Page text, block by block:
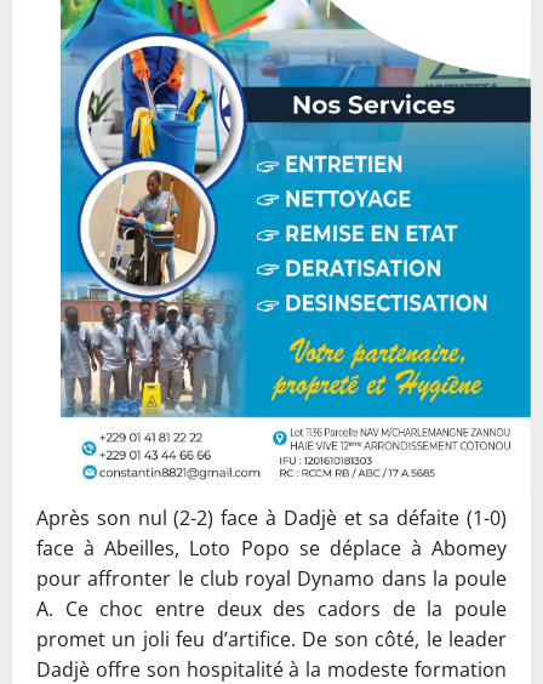
Après son nul (2-2) face à Dadjè et sa défaite (1-0)
face à Abeilles, Loto Popo se déplace à Abomey
pour affronter le club royal Dynamo dans la poule
A. Ce choc entre deux des cadors de la poule
promet un joli feu d’artifice. De son côté, le leader
Dadjè offre son hospitalité à la modeste formation